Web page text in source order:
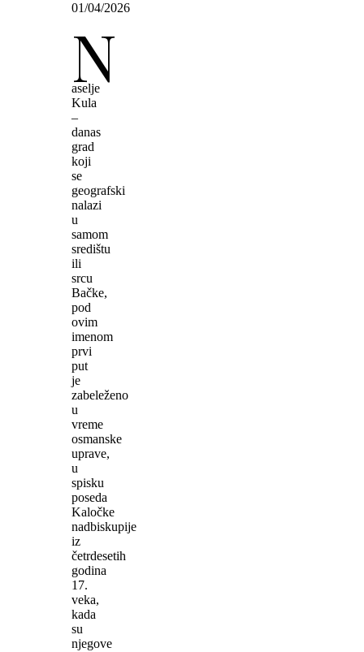
01/04/2026
N
aselje
Kula
–
danas
grad
koji
se
geografski
nalazi
u
samom
središtu
ili
srcu
Bačke,
pod
ovim
imenom
prvi
put
je
zabeleženo
u
vreme
osmanske
uprave,
u
spisku
poseda
Kaločke
nadbiskupije
iz
četrdesetih
godina
17.
veka,
kada
su
njegove